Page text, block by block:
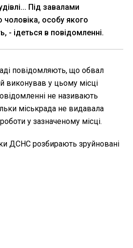
Під завалами
чоловіка, особу якого
- ідеться в повідомленні.
повідомляють, що обвал
виконував у цьому місці
не називають
міськрада не видавала
у зазначеному місці.
ДСНС розбирають зруйновані